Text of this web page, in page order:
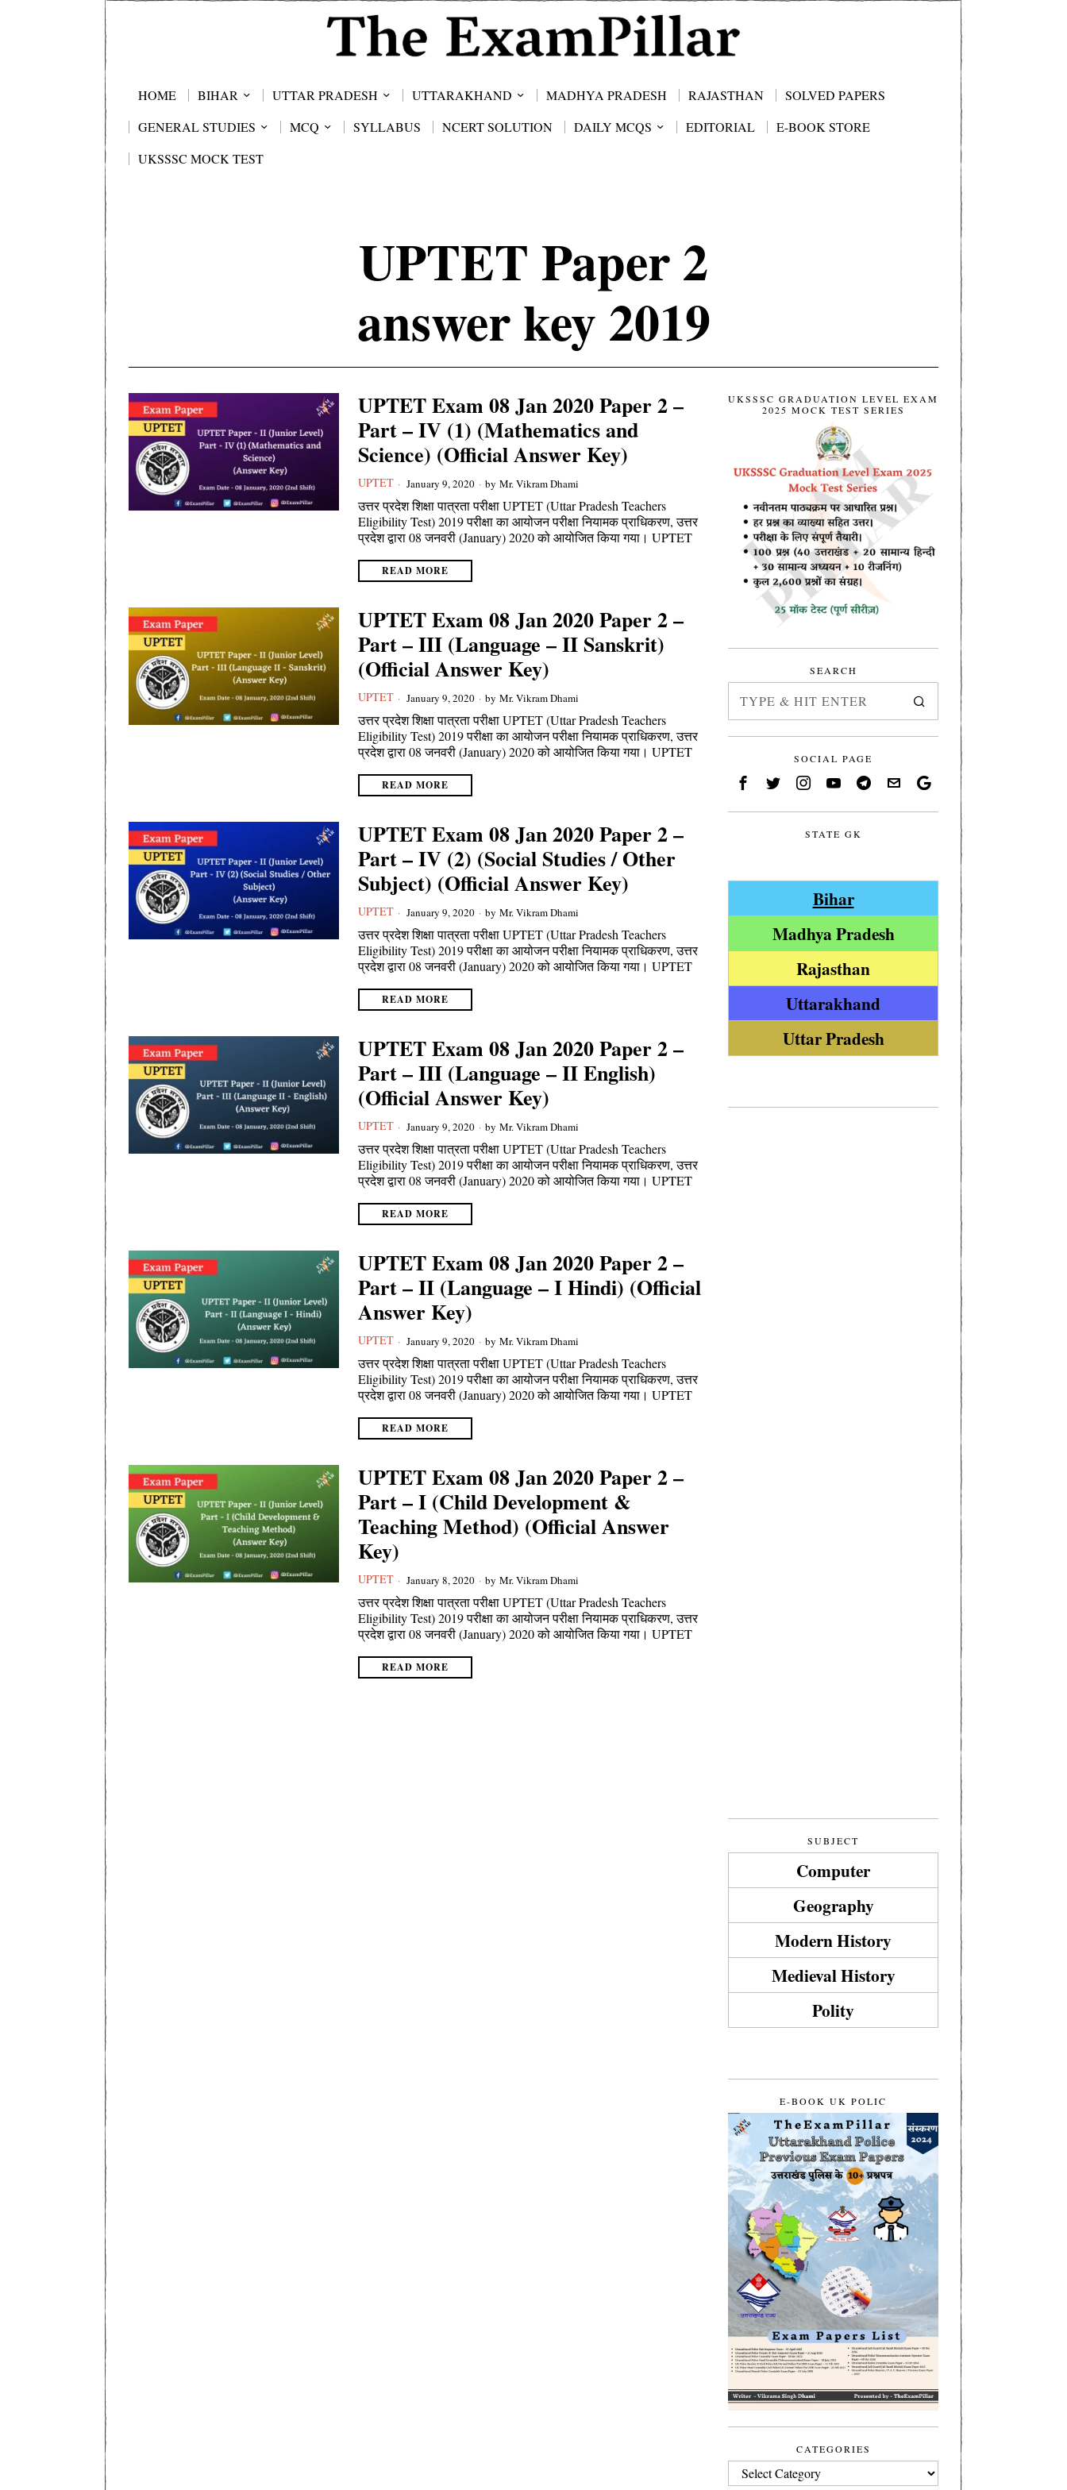
HOME BIHAR UTTAR PRADESH UTTARAKHAND MADHYA PRADESH RAJASTHAN
SOLVED PAPERS
GENERAL STUDIES
MCQ SYLLABUS NCERT SOLUTION DAILY MCQS EDITORIAL
E-BOOK STORE
UKSSSC MOCK TEST
UPTET Paper 2
answer key 2019
UPTET Exam 08 Jan 2020 Paper 2 –
Part – IV (1) (Mathematics and
Science) (Official Answer Key)
UPTET January 9, 2020 by Mr. Vikram Dhami
उत्तर प्रदेश शिक्षा पात्रता परीक्षा UPTET (Uttar Pradesh Teachers
Eligibility Test) 2019 परीक्षा का आयोजन परीक्षा नियामक प्राधिकरण, उत्तर
प्रदेश द्वारा 08 जनवरी (January) 2020 को आयोजित किया गया। UPTET
READ MORE
UPTET Exam 08 Jan 2020 Paper 2 –
Part – III (Language – II Sanskrit)
(Official Answer Key)
UPTET January 9, 2020 by Mr. Vikram Dhami
उत्तर प्रदेश शिक्षा पात्रता परीक्षा UPTET (Uttar Pradesh Teachers
Eligibility Test) 2019 परीक्षा का आयोजन परीक्षा नियामक प्राधिकरण, उत्तर
प्रदेश द्वारा 08 जनवरी (January) 2020 को आयोजित किया गया। UPTET
READ MORE
UPTET Exam 08 Jan 2020 Paper 2 –
Part – IV (2) (Social Studies / Other
Subject) (Official Answer Key)
UPTET January 9, 2020 by Mr. Vikram Dhami
उत्तर प्रदेश शिक्षा पात्रता परीक्षा UPTET (Uttar Pradesh Teachers
Eligibility Test) 2019 परीक्षा का आयोजन परीक्षा नियामक प्राधिकरण, उत्तर
प्रदेश द्वारा 08 जनवरी (January) 2020 को आयोजित किया गया। UPTET
READ MORE
UPTET Exam 08 Jan 2020 Paper 2 –
Part – III (Language – II English)
(Official Answer Key)
UPTET January 9, 2020 by Mr. Vikram Dhami
उत्तर प्रदेश शिक्षा पात्रता परीक्षा UPTET (Uttar Pradesh Teachers
Eligibility Test) 2019 परीक्षा का आयोजन परीक्षा नियामक प्राधिकरण, उत्तर
प्रदेश द्वारा 08 जनवरी (January) 2020 को आयोजित किया गया। UPTET
READ MORE
UPTET Exam 08 Jan 2020 Paper 2 –
Part – II (Language – I Hindi) (Official
Answer Key)
UPTET January 9, 2020 by Mr. Vikram Dhami
उत्तर प्रदेश शिक्षा पात्रता परीक्षा UPTET (Uttar Pradesh Teachers
Eligibility Test) 2019 परीक्षा का आयोजन परीक्षा नियामक प्राधिकरण, उत्तर
प्रदेश द्वारा 08 जनवरी (January) 2020 को आयोजित किया गया। UPTET
READ MORE
UPTET Exam 08 Jan 2020 Paper 2 –
Part – I (Child Development &
Teaching Method) (Official Answer
Key)
UPTET January 8, 2020 by Mr. Vikram Dhami
उत्तर प्रदेश शिक्षा पात्रता परीक्षा UPTET (Uttar Pradesh Teachers
Eligibility Test) 2019 परीक्षा का आयोजन परीक्षा नियामक प्राधिकरण, उत्तर
प्रदेश द्वारा 08 जनवरी (January) 2020 को आयोजित किया गया। UPTET
READ MORE
UKSSSC GRADUATION LEVEL EXAM
2025 MOCK TEST SERIES
SEARCH
SOCIAL PAGE
STATE GK
Bihar
Madhya Pradesh
Rajasthan
Uttarakhand
Uttar Pradesh
SUBJECT
Computer
Geography
Modern History
Medieval History
Polity
E-BOOK UK POLIC
CATEGORIES
CATEGORIES